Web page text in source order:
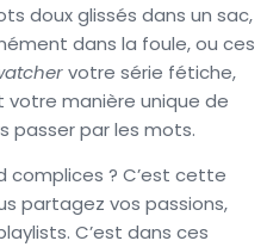
doux glissés dans un sac,
dans la foule, ou ces
votre série fétiche,
manière unique de
passer par les mots.
complices ? C’est cette
partagez vos passions,
C’est dans ces